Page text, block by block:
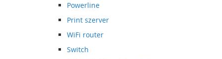
Powerline
Print szerver
WiFi router
Switch